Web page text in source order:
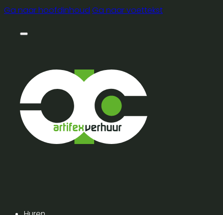
Ga naar hoofdinhoud Ga naar voettekst